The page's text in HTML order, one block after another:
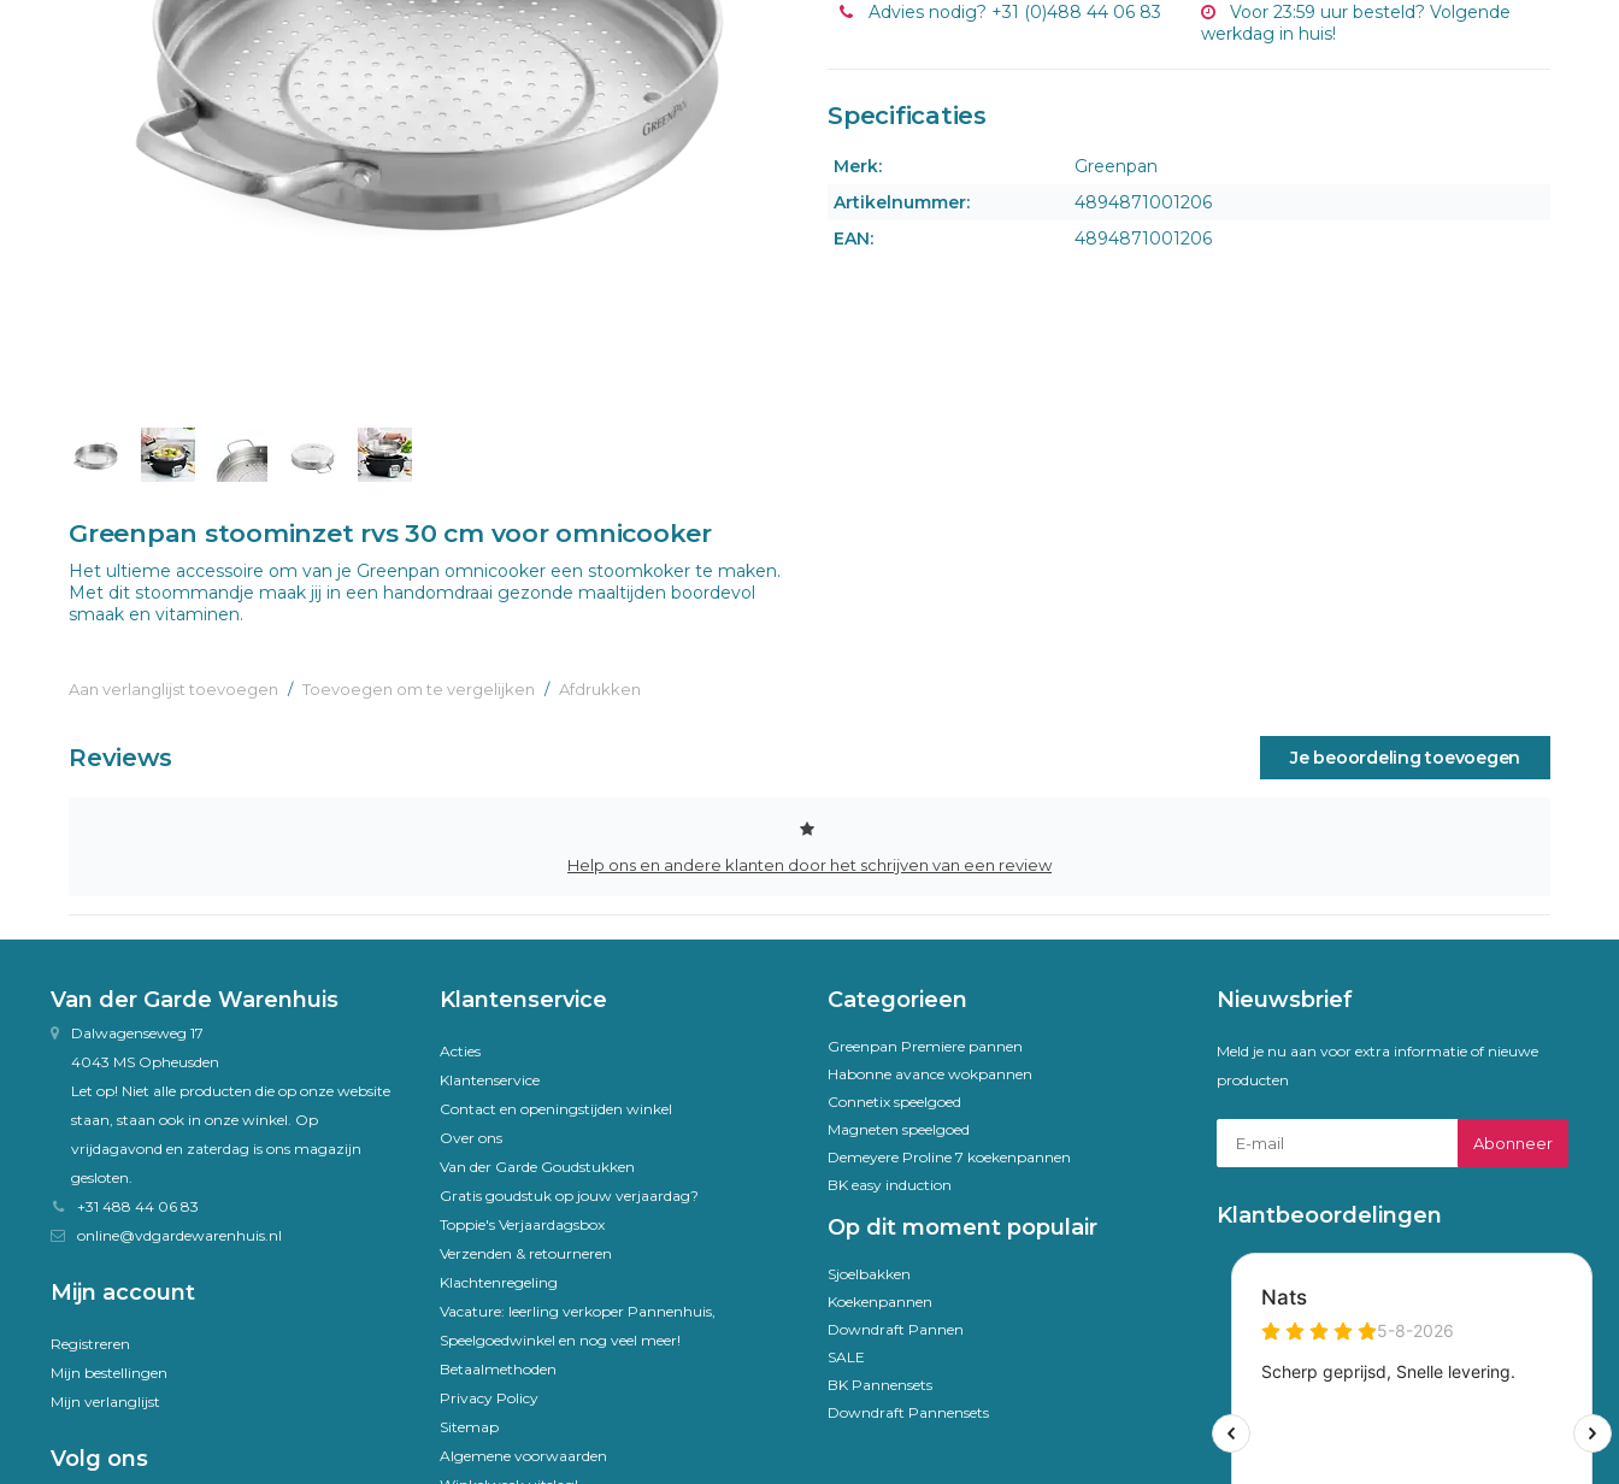
Greenpan stoominzet rvs 30 cm voor omnicooker
Het ultieme accessoire om van je Greenpan omnicooker een stoomkoker te maken.
Met dit stoommandje maak jij in een handomdraai gezonde maaltijden boordevol
smaak en vitaminen.
Aan verlanglijst toevoegen / Toevoegen om te vergelijken / Afdrukken
Advies nodig? +31 (0)488 44 06 83
Voor 23:59 uur besteld? Volgende
werkdag in huis!
Specificaties
Merk:
Greenpan
Artikelnummer:
4894871001206
EAN:
4894871001206
Reviews Je beoordeling toevoegen
Help ons en andere klanten door het schrijven van een review
Van der Garde Warenhuis
Dalwagenseweg 17
4043 MS Opheusden
Let op! Niet alle producten die op onze website
staan, staan ook in onze winkel. Op
vrijdagavond en zaterdag is ons magazijn
gesloten.
+31 488 44 06 83
online@vdgardewarenhuis.nl
Mijn account
Registreren
Mijn bestellingen
Mijn verlanglijst
Volg ons
Klantenservice
Acties
Klantenservice
Contact en openingstijden winkel
Over ons
Van der Garde Goudstukken
Gratis goudstuk op jouw verjaardag?
Toppie's Verjaardagsbox
Verzenden & retourneren
Klachtenregeling
Vacature: leerling verkoper Pannenhuis,
Speelgoedwinkel en nog veel meer!
Betaalmethoden
Privacy Policy
Sitemap
Algemene voorwaarden
Categorieen
Greenpan Premiere pannen
Habonne avance wokpannen
Connetix speelgoed
Magneten speelgoed
Demeyere Proline 7 koekenpannen
BK easy induction
Op dit moment populair
Sjoelbakken
Koekenpannen
Downdraft Pannen
SALE
BK Pannensets
Downdraft Pannensets
Nieuwsbrief
Meld je nu aan voor extra informatie of nieuwe
producten
Abonneer
Klantbeoordelingen